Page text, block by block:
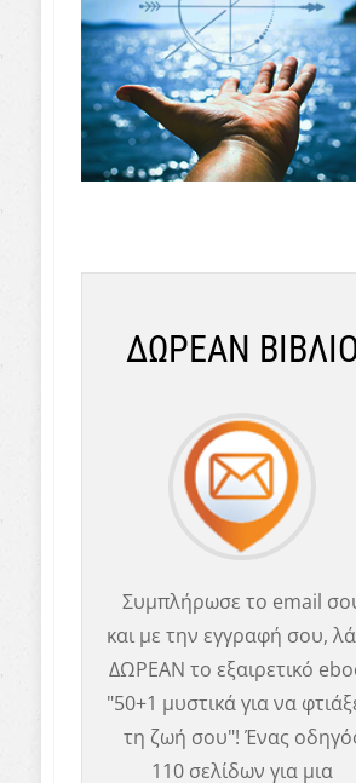
ΔΩΡΕΑΝ
Συμπλήρωσε το email
και με την εγγραφή σου,
ΔΩΡΕΑΝ το εξαιρετικό
"50+1 μυστικά για να
τη ζωή σου"! Ένας
110 σελίδων για μια